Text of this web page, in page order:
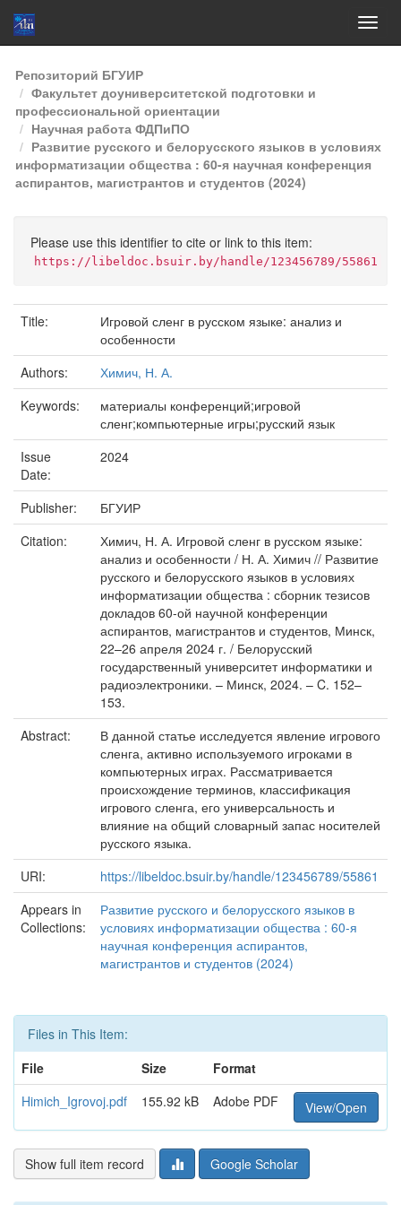
Skip
navigation
Репозиторий БГУИР
Факультет доуниверситетской подготовки и
профессиональной ориентации
Научная работа ФДПиПО
Развитие русского и белорусского языков в условиях
информатизации общества : 60-я научная конференция
аспирантов, магистрантов и студентов (2024)
Please use this identifier to cite or link to this item:
https://libeldoc.bsuir.by/handle/123456789/55861
Title:
Игровой сленг в русском языке: анализ и
особенности
Authors:
Химич, Н. А.
Keywords:
материалы конференций;игровой
сленг;компьютерные игры;русский язык
Issue
Date:
2024
Publisher:
БГУИР
Citation:
Химич, Н. А. Игровой сленг в русском языке:
анализ и особенности / Н. А. Химич // Развитие
русского и белорусского языков в условиях
информатизации общества : сборник тезисов
докладов 60-ой научной конференции
аспирантов, магистрантов и студентов, Минск,
22–26 апреля 2024 г. / Белорусский
государственный университет информатики и
радиоэлектроники. – Минск, 2024. – C. 152–
153.
Abstract:
В данной статье исследуется явление игрового
сленга, активно используемого игроками в
компьютерных играх. Рассматривается
происхождение терминов, классификация
игрового сленга, его универсальность и
влияние на общий словарный запас носителей
русского языка.
URI:
https://libeldoc.bsuir.by/handle/123456789/55861
Appears in
Collections:
Развитие русского и белорусского языков в
условиях информатизации общества : 60-я
научная конференция аспирантов,
магистрантов и студентов (2024)
Files in This Item:
File
Size
Format
Himich_Igrovoj.pdf
155.92 kB Adobe PDF View/Open
Show full item record Google Scholar